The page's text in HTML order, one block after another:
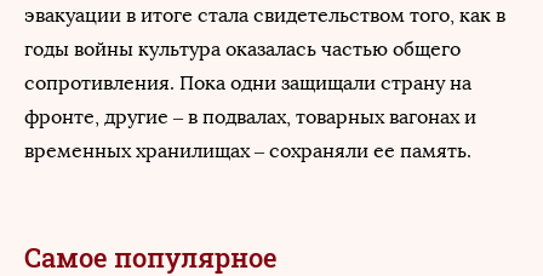
эвакуации в итоге стала свидетельством того, как в
годы войны культура оказалась частью общего
сопротивления. Пока одни защищали страну на
фронте, другие – в подвалах, товарных вагонах и
временных хранилищах – сохраняли ее память.
Самое популярное